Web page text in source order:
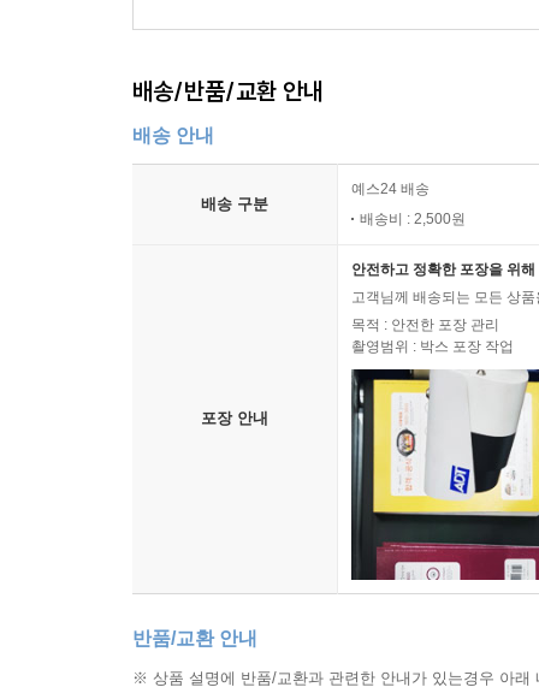
배송/반품/교환 안내
배송 안내
배송 구분
예스24 배송
배송비 : 2,500원
포장 안내
안전하고 정확한 포장을 위
고객님께 배송되는 모든 상
목적 : 안전한 포장 관리
촬영범위 : 박스 포장 작업
반품/교환 안내
※ 상품 설명에 반품/교환과 관련한 안내가 있는경우 아